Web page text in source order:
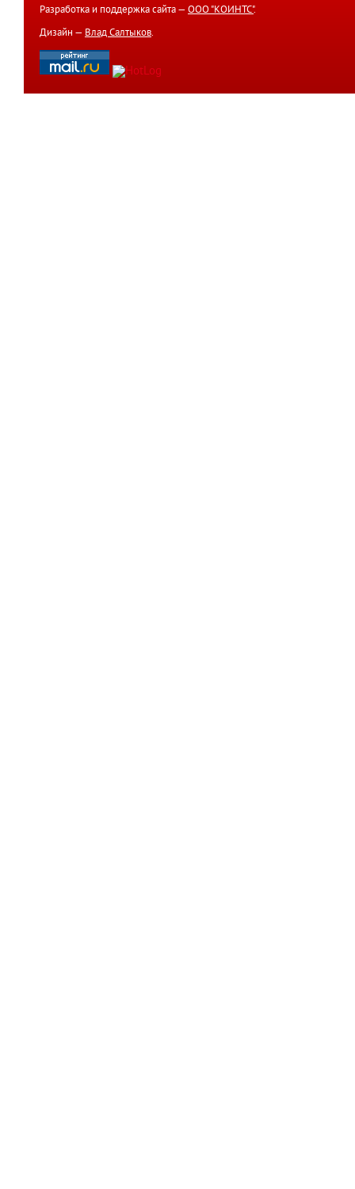
Разработка и поддержка сайта — ООО "КОИНТС".
Дизайн — Влад Салтыков.